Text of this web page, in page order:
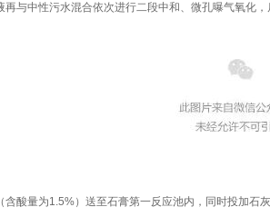
与中性污水混合依次进行二段中和、微孔曝气氧化
酸量为1.5%）送至石膏第一反应池内，同时投加石